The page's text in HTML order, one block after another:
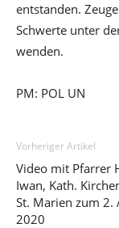
entstanden.
Schwerte unter
wenden.
PM: POL UN
Vorheriger Artikel
Video mit Pfarrer
Iwan, Kath.
St. Marien zum 2.
2020